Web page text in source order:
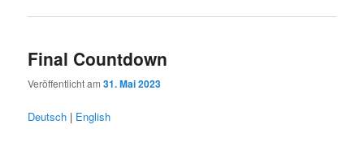
Final Countdown
Veröffentlicht am31. Mai 2023
Deutsch | English